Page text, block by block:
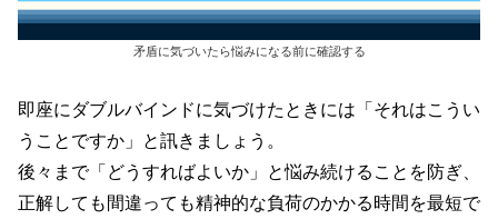
矛盾に気づいたら悩みになる前に確認する
即座にダブルバインドに気づけたときには「それはこうい
うことですか」と訊きましょう。
後々まで「どうすればよいか」と悩み続けることを防ぎ、
正解しても間違っても精神的な負荷のかかる時間を最短で